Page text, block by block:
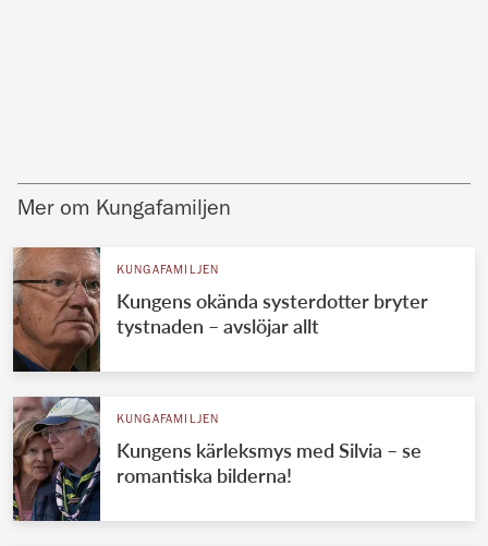
Mer om Kungafamiljen
KUNGAFAMILJEN
Kungens okända systerdotter bryter
tystnaden – avslöjar allt
KUNGAFAMILJEN
Kungens kärleksmys med Silvia – se
romantiska bilderna!